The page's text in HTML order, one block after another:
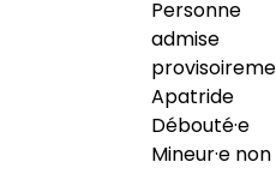
Personne
admise
Apatride
Débouté·e
Mineur·e non